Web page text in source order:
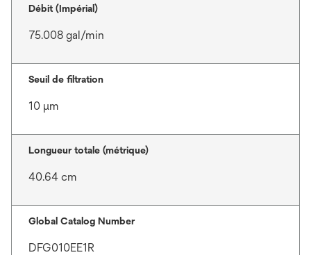
Débit (Impérial)
75.008 gal/min
Seuil de filtration
10 μm
Longueur totale (métrique)
40.64 cm
Global Catalog Number
DFG010EE1R